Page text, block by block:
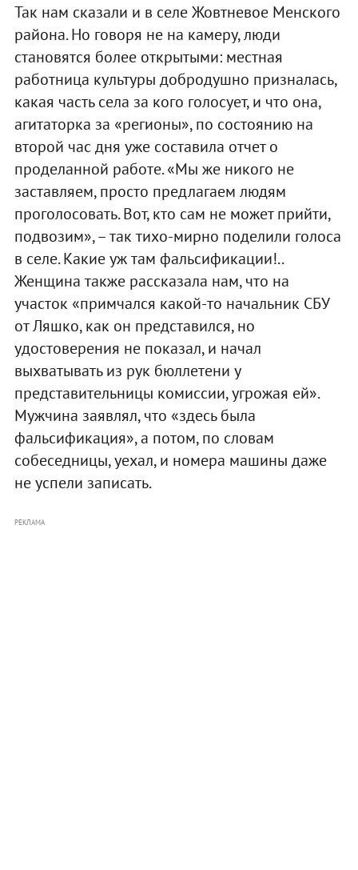
Так нам сказали и в селе Жовтневое Менского
района. Но говоря не на камеру, люди
становятся более открытыми: местная
работница культуры добродушно призналась,
какая часть села за кого голосует, и что она,
агитаторка за «регионы», по состоянию на
второй час дня уже составила отчет о
проделанной работе. «Мы же никого не
заставляем, просто предлагаем людям
проголосовать. Вот, кто сам не может прийти,
подвозим», – так тихо-мирно поделили голоса
в селе. Какие уж там фальсификации!..
Женщина также рассказала нам, что на
участок «примчался какой-то начальник СБУ
от Ляшко, как он представился, но
удостоверения не показал, и начал
выхватывать из рук бюллетени у
представительницы комиссии, угрожая ей».
Мужчина заявлял, что «здесь была
фальсификация», а потом, по словам
собеседницы, уехал, и номера машины даже
не успели записать.
РЕКЛАМА